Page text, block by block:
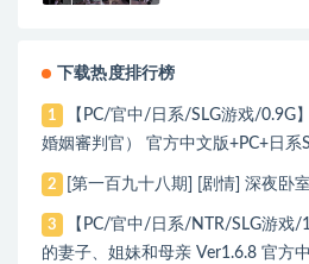
下载热度排行榜
1
【PC/官中/日系/SLG游戏/0.9G
婚姻審判官） 官方中文版+PC+日系
2 [第一百九十八期] [剧情] 深夜卧室
3
【PC/官中/日系/NTR/SLG游戏/
的妻子、姐妹和母亲 Ver1.6.8 官方